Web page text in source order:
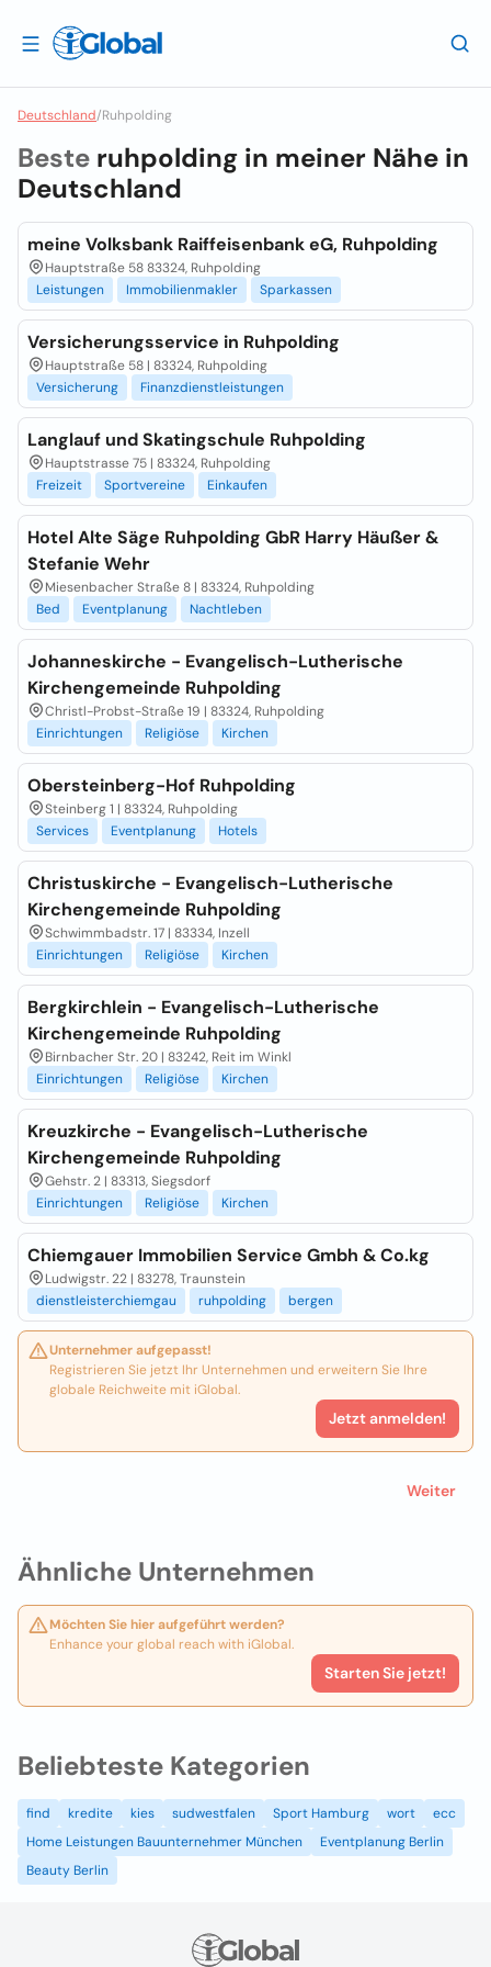
Deutschland/Ruhpolding
Ähnliche Unternehmen
Möchten Sie hier aufgeführt werden?
Enhance your global reach with iGlobal.
Starten Sie jetzt!
Beste ruhpolding in meiner Nähe in
Deutschland
meine Volksbank Raiffeisenbank eG, Ruhpolding
Hauptstraße 58 83324, Ruhpolding
Leistungen
Immobilienmakler Sparkassen
Versicherungsservice in Ruhpolding
Hauptstraße 58 | 83324, Ruhpolding
Versicherung
Finanzdienstleistungen
Langlauf und Skatingschule Ruhpolding
Hauptstrasse 75 | 83324, Ruhpolding
Freizeit
Sportvereine Einkaufen
Hotel Alte Säge Ruhpolding GbR Harry Häußer &
Stefanie Wehr
Miesenbacher Straße 8 | 83324, Ruhpolding
Bed
Eventplanung Nachtleben
Johanneskirche - Evangelisch-Lutherische
Kirchengemeinde Ruhpolding
Christl-Probst-Straße 19 | 83324, Ruhpolding
Einrichtungen
Religiöse Kirchen
Obersteinberg-Hof Ruhpolding
Steinberg 1 | 83324, Ruhpolding
Services
Eventplanung Hotels
Christuskirche - Evangelisch-Lutherische
Kirchengemeinde Ruhpolding
Schwimmbadstr. 17 | 83334, Inzell
Einrichtungen
Religiöse Kirchen
Bergkirchlein - Evangelisch-Lutherische
Kirchengemeinde Ruhpolding
Birnbacher Str. 20 | 83242, Reit im Winkl
Einrichtungen
Religiöse Kirchen
Kreuzkirche - Evangelisch-Lutherische
Kirchengemeinde Ruhpolding
Gehstr. 2 | 83313, Siegsdorf
Einrichtungen
Religiöse Kirchen
Chiemgauer Immobilien Service Gmbh & Co.kg
Ludwigstr. 22 | 83278, Traunstein
dienstleisterchiemgau
ruhpolding bergen
Unternehmer aufgepasst!
Registrieren Sie jetzt Ihr Unternehmen und erweitern Sie Ihre
globale Reichweite mit iGlobal.
Jetzt anmelden!
Weiter
Beliebteste Kategorien
find kredite kies sudwestfalen Sport Hamburg wort
ecc
Home Leistungen Bauunternehmer München
Eventplanung Berlin
Beauty Berlin